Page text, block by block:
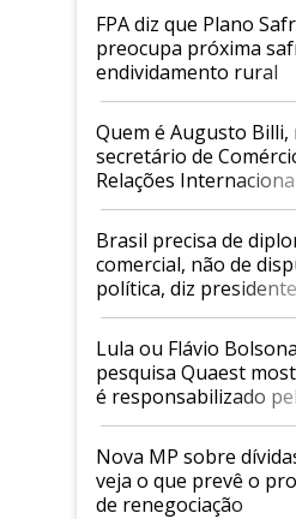
FPA diz que Plano
preocupa próxima
endividamento rural
Quem é Augusto Billi,
secretário de
Relações
Mapa
Brasil precisa de
comercial, não de
política, diz
Faesp
Lula ou Flávio
pesquisa Quaest
é responsabilizado
tarifaço dos EUA
Nova MP sobre
veja o que prevê o
de renegociação